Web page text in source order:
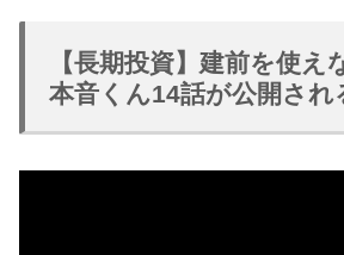
【長期投資】建前を使え
本音くん14話が公開され